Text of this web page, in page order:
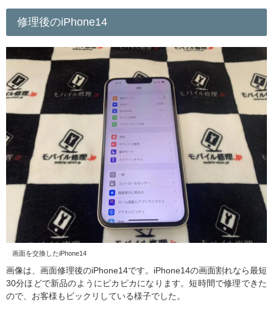
修理後のiPhone14
画面を交換したiPhone14
画像は、画面修理後のiPhone14です。iPhone14の画面割れなら最短
30分ほどで新品のようにピカピカになります。短時間で修理できた
ので、お客様もビックリしている様子でした。